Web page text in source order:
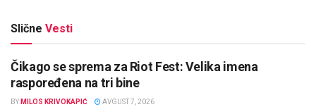
Slične Vesti
Čikago se sprema za Riot Fest: Velika imena
raspoređena na tri bine
BY MILOS KRIVOKAPIĆ AVGUST 7, 2026